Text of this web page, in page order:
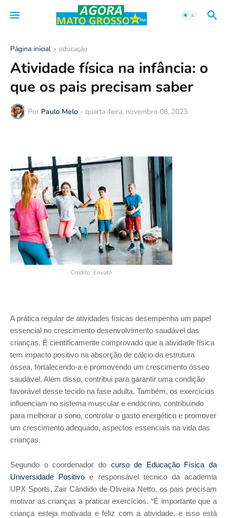
Página inicial educação
Atividade física na infância: o
que os pais precisam saber
Por Paulo Melo - quarta-feira, novembro 08, 2023
Crédito: Envato
A prática regular de atividades físicas desempenha um papel
essencial no crescimento desenvolvimento saudável das
crianças. É cientificamente comprovado que a atividade física
tem impacto positivo na absorção de cálcio da estrutura
óssea, fortalecendo-a e promovendo um crescimento ósseo
saudável. Além disso, contribui para garantir uma condição
favorável desse tecido na fase adulta. Também, os exercícios
influenciam no sistema muscular e endócrino, contribuindo
para melhorar o sono, controlar o gasto energético e promover
um crescimento adequado, aspectos essenciais na vida das
crianças.
Segundo o coordenador do curso de Educação Física da
Universidade Positivo e responsável técnico da academia
UPX Sports, Zair Cândido de Oliveira Netto, os pais precisam
motivar as crianças a praticar exercícios. “É importante que a
criança esteja motivada e feliz com a atividade, e isso está